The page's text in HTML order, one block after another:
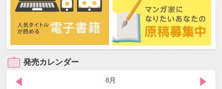
発売カレンダー
8月